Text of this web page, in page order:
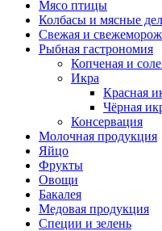
Мясо птицы
Колбасы и мясные
Свежая и
Рыбная гастрономия
Копченая и
Икра
Красная
Чёрная
Консервация
Молочная продукция
Яйцо
Фрукты
Овощи
Бакалея
Медовая продукция
Специи и зелень